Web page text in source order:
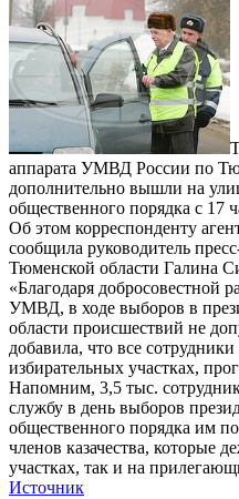
аппарата УМВД России по
дополнительно вышли на
общественного порядка с 17
Об этом корреспонденту
сообщила руководитель
Тюменской области Галина
«Благодаря добросовестной
УМВД, в ходе выборов в
области происшествий не
добавила, что все
избирательных участках,
Напомним, 3,5 тыс.
службу в день выборов
общественного порядка им
членов казачества, которые
участках, так и на
Источник